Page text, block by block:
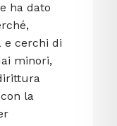
ha dato
e cerchi di
minori,
la